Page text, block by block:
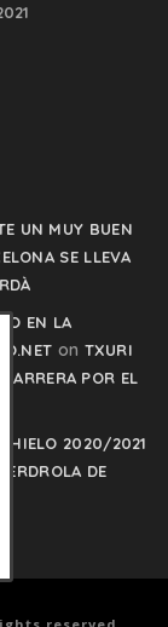
UN MUY BUEN
SE LLEVA
EN LA
on TXURI
POR EL
HIELO 2020/2021
DE